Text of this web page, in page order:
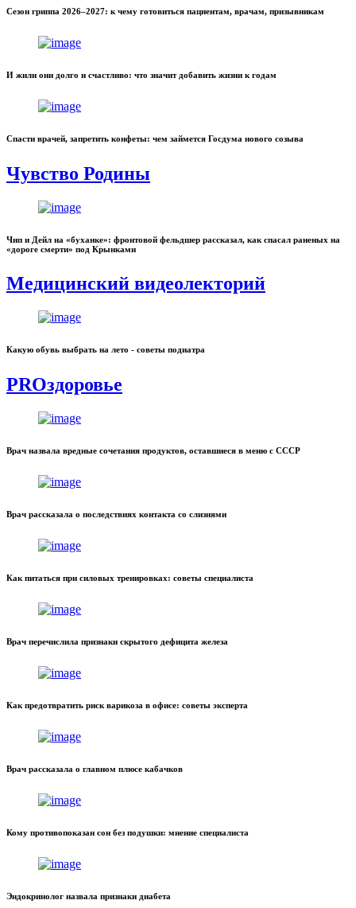
Сезон гриппа 2026–2027: к чему готовиться пациентам, врачам, призывникам
И жили они долго и счастливо: что значит добавить жизни к годам
Спасти врачей, запретить конфеты: чем займется Госдума нового созыва
Чувство Родины
Чип и Дейл на «буханке»: фронтовой фельдшер рассказал, как спасал раненых на
«дороге смерти» под Крынками
Медицинский видеолекторий
Какую обувь выбрать на лето - советы подиатра
PROздоровье
Врач назвала вредные сочетания продуктов, оставшиеся в меню с СССР
Врач рассказала о последствиях контакта со слизнями
Как питаться при силовых тренировках: советы специалиста
Врач перечислила признаки скрытого дефицита железа
Как предотвратить риск варикоза в офисе: советы эксперта
Врач рассказала о главном плюсе кабачков
Кому противопоказан сон без подушки: мнение специалиста
Эндокринолог назвала признаки диабета